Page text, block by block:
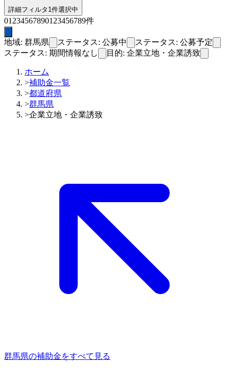
詳細フィルタ 1件選択中
01 2345678901 23456789件
地域: 群馬県 ステータス: 公募中
ステータス: 公募予定
ステータス: 期間情報なし
目的: 企業立地・企業誘致
ホーム
>補助金一覧
>都道府県
>群馬県
>企業立地・企業誘致
群馬県の補助金をすべて見る